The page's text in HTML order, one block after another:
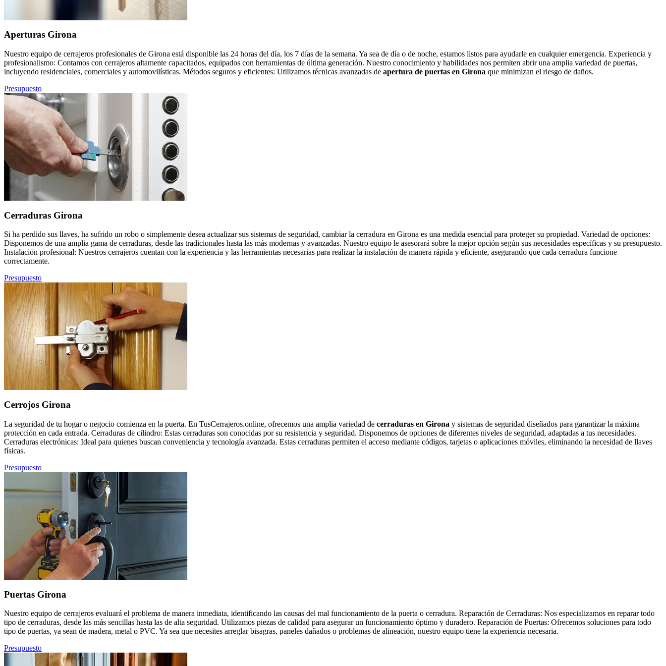
Aperturas Girona
Nuestro equipo de cerrajeros profesionales de Girona está disponible las 24 horas del día, los 7 días de la semana. Ya sea de día o de noche, estamos listos para ayudarle en cualquier emergencia. Experiencia y
profesionalismo: Contamos con cerrajeros altamente capacitados, equipados con herramientas de última generación. Nuestro conocimiento y habilidades nos permiten abrir una amplia variedad de puertas,
incluyendo residenciales, comerciales y automovilísticas. Métodos seguros y eficientes: Utilizamos técnicas avanzadas de apertura de puertas en Girona que minimizan el riesgo de daños.
Presupuesto
Cerraduras Girona
Si ha perdido sus llaves, ha sufrido un robo o simplemente desea actualizar sus sistemas de seguridad, cambiar la cerradura en Girona es una medida esencial para proteger su propiedad. Variedad de opciones:
Disponemos de una amplia gama de cerraduras, desde las tradicionales hasta las más modernas y avanzadas. Nuestro equipo le asesorará sobre la mejor opción según sus necesidades específicas y su presupuesto.
Instalación profesional: Nuestros cerrajeros cuentan con la experiencia y las herramientas necesarias para realizar la instalación de manera rápida y eficiente, asegurando que cada cerradura funcione
correctamente.
Presupuesto
Cerrojos Girona
La seguridad de tu hogar o negocio comienza en la puerta. En TusCerrajeros.online, ofrecemos una amplia variedad de cerraduras en Girona y sistemas de seguridad diseñados para garantizar la máxima
protección en cada entrada. Cerraduras de cilindro: Estas cerraduras son conocidas por su resistencia y seguridad. Disponemos de opciones de diferentes niveles de seguridad, adaptadas a tus necesidades.
Cerraduras electrónicas: Ideal para quienes buscan conveniencia y tecnología avanzada. Estas cerraduras permiten el acceso mediante códigos, tarjetas o aplicaciones móviles, eliminando la necesidad de llaves
físicas.
Presupuesto
Puertas Girona
Nuestro equipo de cerrajeros evaluará el problema de manera inmediata, identificando las causas del mal funcionamiento de la puerta o cerradura. Reparación de Cerraduras: Nos especializamos en reparar todo
tipo de cerraduras, desde las más sencillas hasta las de alta seguridad. Utilizamos piezas de calidad para asegurar un funcionamiento óptimo y duradero. Reparación de Puertas: Ofrecemos soluciones para todo
tipo de puertas, ya sean de madera, metal o PVC. Ya sea que necesites arreglar bisagras, paneles dañados o problemas de alineación, nuestro equipo tiene la experiencia necesaria.
Presupuesto